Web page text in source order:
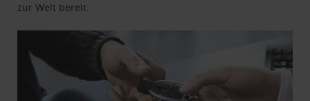
zur Welt bereit.